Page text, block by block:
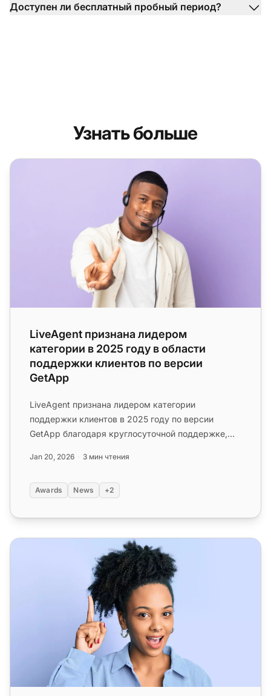
Доступен ли бесплатный пробный период?
Узнать больше
LiveAgent признана лидером категории в 2025 году в
LiveAgent признана лидером
категории в 2025 году в области
поддержки клиентов по версии
GetApp
LiveAgent признана лидером категории
поддержки клиентов в 2025 году по версии
GetApp благодаря круглосуточной поддержке,
Jan 20, 2026 3 мин чтения
Awards News +2
Программное обеспечение для справочного стола